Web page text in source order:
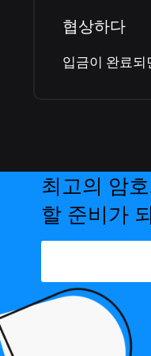
협상하다
입금이 완료되
최고의 암
할 준비가